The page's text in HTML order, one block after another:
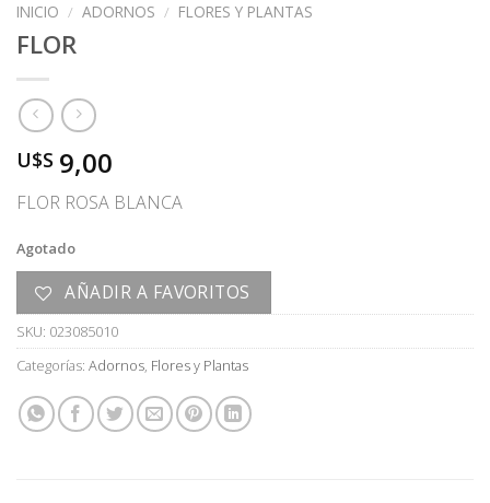
INICIO / ADORNOS / FLORES Y PLANTAS
FLOR
U$S 9,00
FLOR ROSA BLANCA
Agotado
AÑADIR A FAVORITOS
SKU: 023085010
Categorías: Adornos, Flores y Plantas